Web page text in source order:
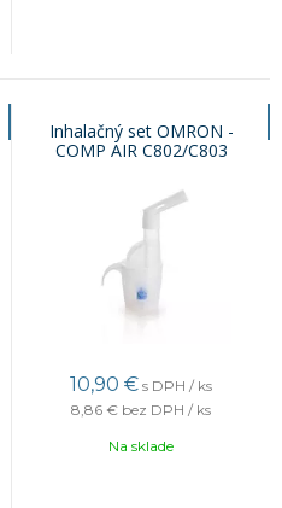
Inhalačný set OMRON -
COMP AIR C802/C803
10,90 € s DPH / ks
8,86 € bez DPH / ks
Na sklade